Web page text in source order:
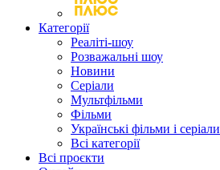
Категорії
Реаліті-шоу
Розважальні шоу
Новини
Серіали
Мультфільми
Фільми
Українські фільми і серіали
Всі категорії
Всі проєкти